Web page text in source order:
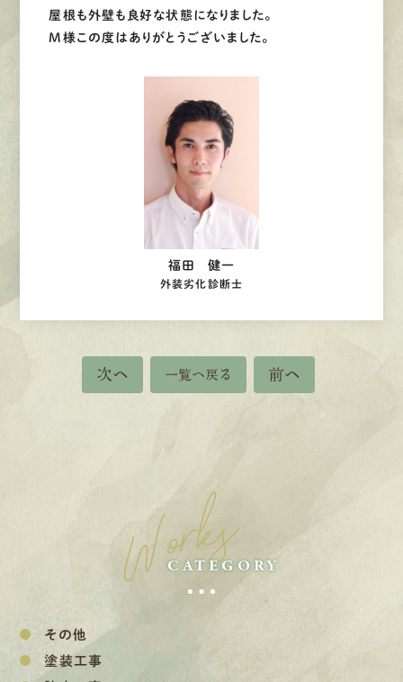
屋根も外壁も良好な状態になりました。
M様この度はありがとうございました。
福田 健一
外装劣化診断士
次へ 一覧へ戻る 前へ
Works
CATEGORY
その他
塗装工事